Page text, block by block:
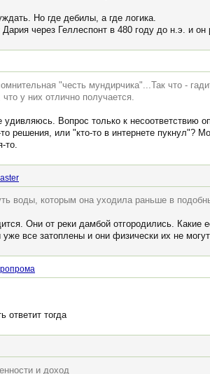
Но где дебилы, а где логика.
через Геллеспонт в 480 году до н.э. и
"честь мундирчика"...Так что -
у них отлично получается.
Вопрос только к несоответствию
решения, или "кто-то в интернете пукнул"?
то.
воды, которым она уходила раньше в
Они от реки дамбой отгородились.
уже все затоплены и они физически их не
ответит тогда
и доход